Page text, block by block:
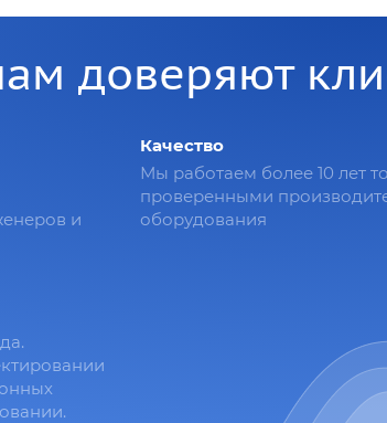
доверяют
и
Качество
Мы работаем более 10 лет
проверенными
оборудования